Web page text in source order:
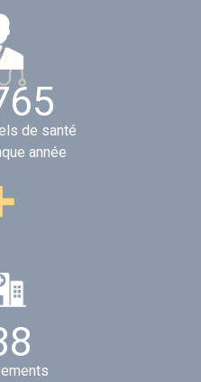
31
de santé
année
0